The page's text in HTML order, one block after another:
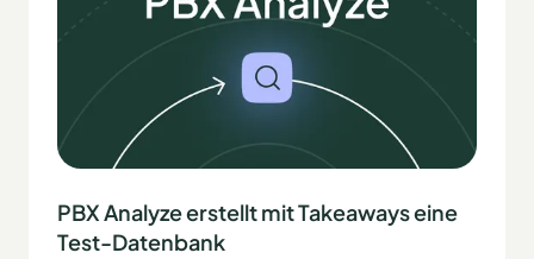
PBX Analyze erstellt mit Takeaways eine
Test-Datenbank